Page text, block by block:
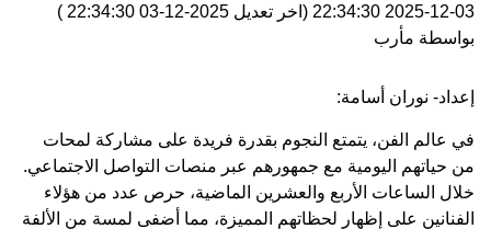
2025-12-03 22:34:30 (اخر تعديل 2025-12-03 22:34:30
)
بواسطة مأرب
إعداد- نوران أسامة:
في عالم الفن، يتمتع النجوم بقدرة فريدة على مشاركة لمحات
من حياتهم اليومية مع جمهورهم عبر منصات التواصل الاجتماعي.
خلال الساعات الأربع والعشرين الماضية، حرص عدد من هؤلاء
الفنانين على إظهار لحظاتهم المميزة، مما أضفى لمسة من الألفة